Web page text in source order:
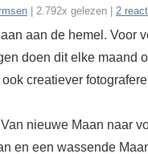
| 2.792x gelezen | 2
aan de hemel. Voor
doen dit elke maand
creatiever
nieuwe Maan naar
en een wassende